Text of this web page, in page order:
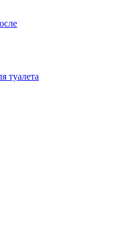
туалета